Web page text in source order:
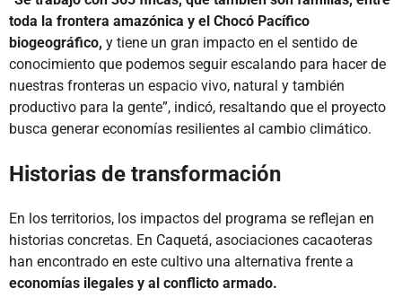
toda la frontera amazónica y el Chocó Pacífico
biogeográfico, y tiene un gran impacto en el sentido de
conocimiento que podemos seguir escalando para hacer de
nuestras fronteras un espacio vivo, natural y también
productivo para la gente”, indicó, resaltando que el proyecto
busca generar economías resilientes al cambio climático.
Historias de transformación
En los territorios, los impactos del programa se reflejan en
historias concretas. En Caquetá, asociaciones cacaoteras
han encontrado en este cultivo una alternativa frente a
economías ilegales y al conflicto armado.